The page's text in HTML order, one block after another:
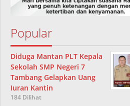
Popular
Diduga Mantan PLT Kepala
Sekolah SMP Negeri 7
Tambang Gelapkan Uang
Iuran Kantin
184 Dilihat